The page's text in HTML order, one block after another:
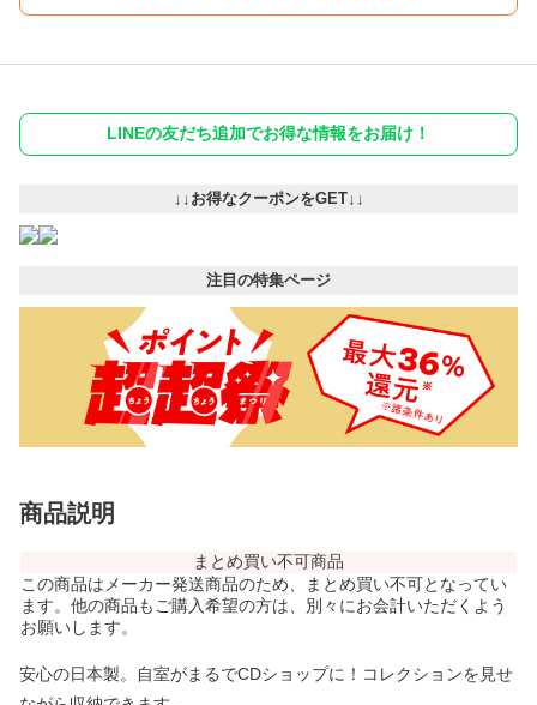
LINEの友だち追加でお得な情報をお届け！
↓↓お得なクーポンをGET↓↓
注目の特集ページ
商品説明
まとめ買い不可商品
この商品はメーカー発送商品のため、まとめ買い不可となってい
ます。他の商品もご購入希望の方は、別々にお会計いただくよう
お願いします。
安心の日本製。自室がまるでCDショップに！コレクションを見せ